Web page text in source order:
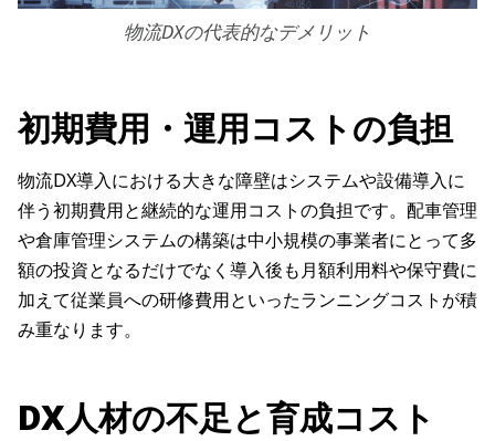
物流DXの代表的なデメリット
初期費用・運用コストの負担
物流DX導入における大きな障壁はシステムや設備導入に
伴う初期費用と継続的な運用コストの負担です。配車管理
や倉庫管理システムの構築は中小規模の事業者にとって多
額の投資となるだけでなく導入後も月額利用料や保守費に
加えて従業員への研修費用といったランニングコストが積
み重なります。
DX人材の不足と育成コスト